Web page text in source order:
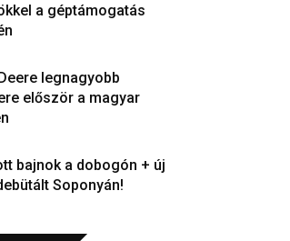
a géptámogatás
legnagyobb
először a magyar
bajnok a dobogón + új
Soponyán!